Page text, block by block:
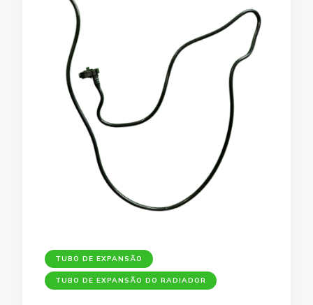
TUBO DE EXPANSÃO
TUBO DE EXPANSÃO DO RADIADOR